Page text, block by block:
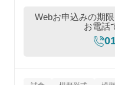
Webお申込みの期
お電話